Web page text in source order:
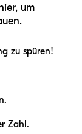
um
zu spüren!
Zahl.